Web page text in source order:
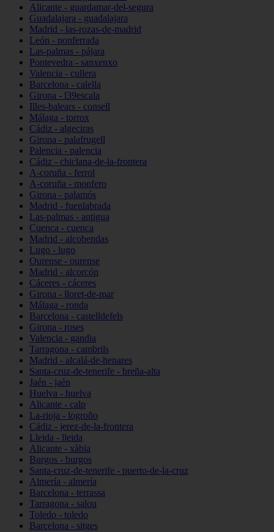
Alicante - guardamar-del-segura
Guadalajara - guadalajara
Madrid - las-rozas-de-madrid
León - ponferrada
Las-palmas - pájara
Pontevedra - sanxenxo
Valencia - cullera
Barcelona - calella
Girona - l39escala
Illes-balears - consell
Málaga - torrox
Cádiz - algeciras
Girona - palafrugell
Palencia - palencia
Cádiz - chiclana-de-la-frontera
A-coruña - ferrol
A-coruña - monfero
Girona - palamós
Madrid - fuenlabrada
Las-palmas - antigua
Cuenca - cuenca
Madrid - alcobendas
Lugo - lugo
Ourense - ourense
Madrid - alcorcón
Cáceres - cáceres
Girona - lloret-de-mar
Málaga - ronda
Barcelona - castelldefels
Girona - roses
Valencia - gandia
Tarragona - cambrils
Madrid - alcalá-de-henares
Santa-cruz-de-tenerife - breña-alta
Jaén - jaén
Huelva - huelva
Alicante - calp
La-rioja - logroño
Cádiz - jerez-de-la-frontera
Lleida - lleida
Alicante - xàbia
Burgos - burgos
Santa-cruz-de-tenerife - puerto-de-la-cruz
Almería - almería
Barcelona - terrassa
Tarragona - salou
Toledo - toledo
Barcelona - sitges